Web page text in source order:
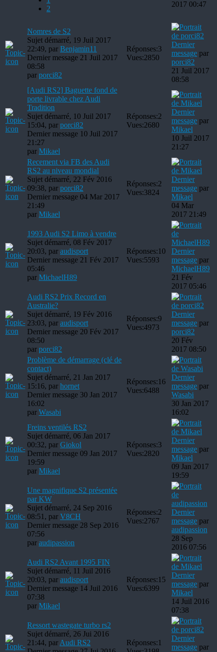
2
2017 00:47
Nomres de S2
Sujet démarré, 19 Juil 2017
22:49, par Benjamin11
Dernier message 21 Juil 2017
08:58
par porci82
Réponses:3
Vues:2850
Dernier
message par
porci82
21 Juil 2017
08:58
[Audi RS2] Baguette fond de
porte livrable chez Audi
Tradition
Sujet démarré, 10 Juil 2017
15:04, par porci82
Dernier message 10 Juil 2017
21:27
par Mikael
Réponses:2
Vues:2680
Dernier
message par
Mikael
10 Juil 2017
21:27
Recement via FB des Audi
RS2 au niveau mondial
Sujet démarré, 22 Fév 2016
09:38, par porci82
Dernier message 04 Mar 2017
21:49
par Mikael
Réponses:2
Vues:3824
Dernier
message par
Mikael
04 Mar
2017 21:49
1993 Audi S2 Limo à vendre
Sujet démarré, 08 Fév 2017
20:03, par audisport
Dernier message 21 Fév 2017
05:46
par MichaelH89
Réponses:10
Vues:5593
Dernier
message par
MichaelH89
21 Fév
2017 05:46
Audi RS2 Prix Record en
Australie?
Sujet démarré, 19 Fév 2016
23:03, par audisport
Dernier message 20 Fév 2017
08:50
par porci82
Réponses:9
Vues:4973
Dernier
message par
porci82
20 Fév
2017 08:50
Problème de démarrage (clé de
contact)
Sujet démarré, 21 Jan 2017
15:16, par hornet
Dernier message 30 Jan 2017
16:02
par Wasabi
Réponses:16
Vues:6488
Dernier
message par
Wasabi
30 Jan 2017
16:02
Freins ventilés RS2
Sujet démarré, 06 Jan 2017
00:32, par Giokol
Dernier message 09 Jan 2017
19:59
par Mikael
Réponses:3
Vues:2820
Dernier
message par
Mikael
09 Jan 2017
19:59
Une magnifique S2 présentée
par KW
Sujet démarré, 24 Sep 2016
08:51, par V8CH
Dernier message 28 Sep 2016
07:56
par audipassion
Réponses:2
Vues:2767
Dernier
message par
audipassion
28 Sep
2016 07:56
Audi RS2 Avant 1995 FIN
Sujet démarré, 11 Juil 2016
20:03, par audisport
Dernier message 14 Juil 2016
07:38
par Mikael
Réponses:15
Vues:6399
Dernier
message par
Mikael
14 Juil 2016
07:38
Ressort wastegate turbo rs2
Sujet démarré, 26 Jui 2016
21:44, par Audi RS2
Réponses:1
Dernier
message par